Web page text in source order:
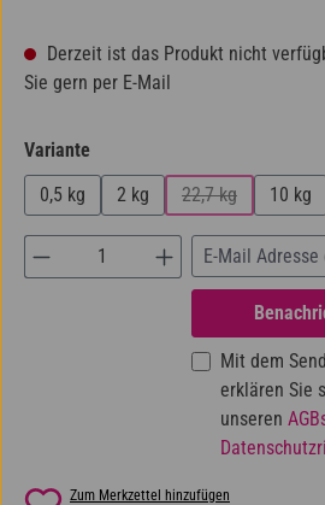
Derzeit ist das Produkt nicht
Sie gern per E-Mail
Variante
0,5 kg
2 kg 22,7 kg
(Diese Option ist
10 kg
Mit dem
erklären Sie
unseren
Zum Merkzettel hinzufügen